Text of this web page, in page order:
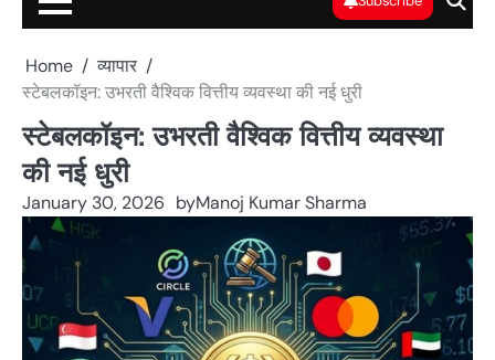
Home
व्यापार
स्टेबलकॉइन: उभरती वैश्विक वित्तीय व्यवस्था की नई धुरी
स्टेबलकॉइन: उभरती वैश्विक वित्तीय व्यवस्था
की नई धुरी
January 30, 2026 byManoj Kumar Sharma